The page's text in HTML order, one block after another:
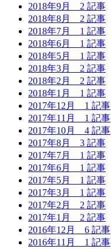
2018年9月 2 記事
2018年8月 2 記事
2018年7月 1 記事
2018年6月 1 記事
2018年5月 1 記事
2018年3月 2 記事
2018年2月 2 記事
2018年1月 1 記事
2017年12月 1 記事
2017年11月 1 記事
2017年10月 4 記事
2017年8月 3 記事
2017年7月 1 記事
2017年6月 1 記事
2017年5月 1 記事
2017年3月 1 記事
2017年2月 2 記事
2017年1月 2 記事
2016年12月 6 記事
2016年11月 1 記事